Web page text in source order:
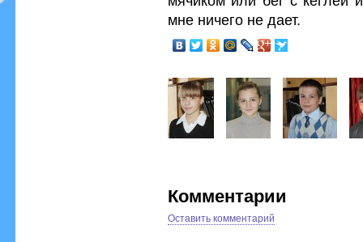
мне ничего не дает.
Комментарии
Оставить комментарий